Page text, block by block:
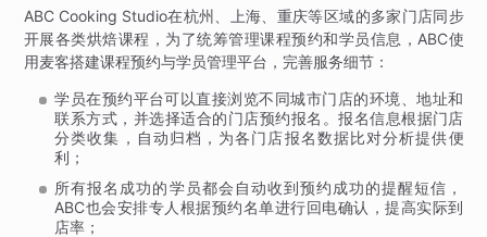
ABC Cooking Studio在杭州、上海、重庆等区域的多家门店同步
开展各类烘焙课程，为了统筹管理课程预约和学员信息，ABC使
用麦客搭建课程预约与学员管理平台，完善服务细节：
学员在预约平台可以直接浏览不同城市门店的环境、地址和
联系方式，并选择适合的门店预约报名。报名信息根据门店
分类收集，自动归档，为各门店报名数据比对分析提供便
利；
所有报名成功的学员都会自动收到预约成功的提醒短信，
ABC也会安排专人根据预约名单进行回电确认，提高实际到
店率；